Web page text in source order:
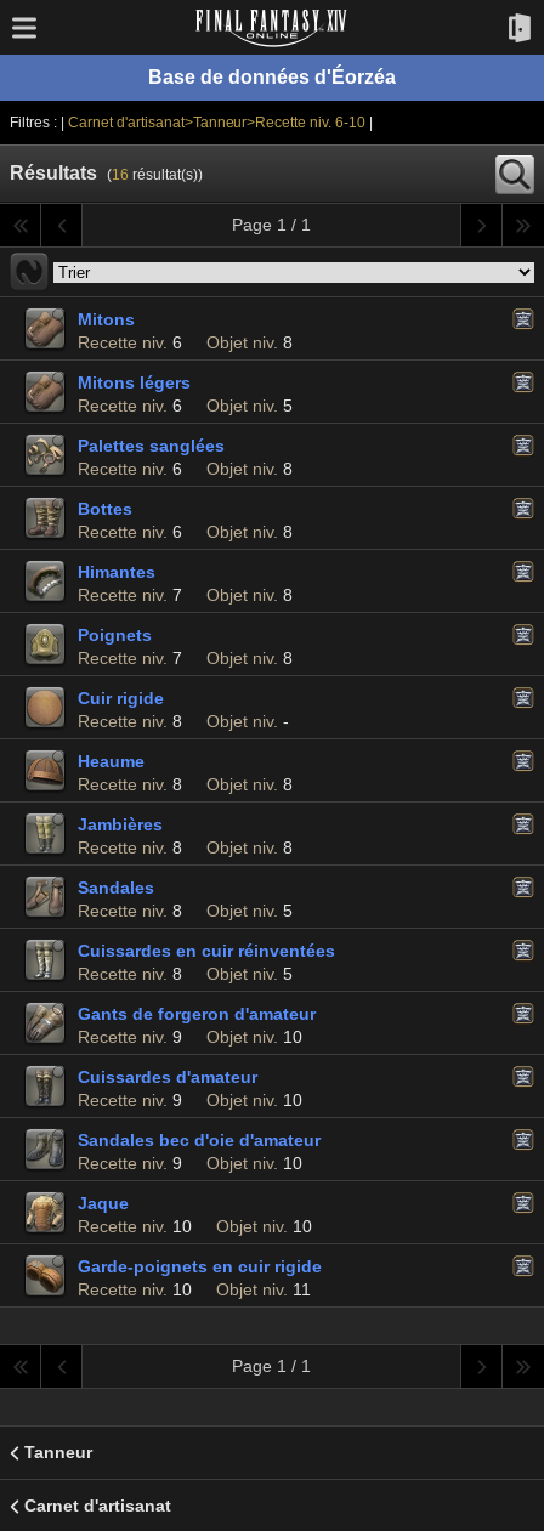
Base de données d'Éorzéa
Filtres : | Carnet d'artisanat>Tanneur>Recette niv. 6-10
Résultats (16 résultat(s))
Page 1 / 1
Mitons
Recette niv. 6 Objet niv. 8
Mitons légers
Recette niv. 6 Objet niv. 5
Palettes sanglées
Recette niv. 6 Objet niv. 8
Bottes
Recette niv. 6 Objet niv. 8
Himantes
Recette niv. 7 Objet niv. 8
Poignets
Recette niv. 7 Objet niv. 8
Cuir rigide
Recette niv. 8 Objet niv. -
Heaume
Recette niv. 8 Objet niv. 8
Jambières
Recette niv. 8 Objet niv. 8
Sandales
Recette niv. 8 Objet niv. 5
Cuissardes en cuir réinventées
Recette niv. 8 Objet niv. 5
Gants de forgeron d'amateur
Recette niv. 9 Objet niv. 10
Cuissardes d'amateur
Recette niv. 9 Objet niv. 10
Sandales bec d'oie d'amateur
Recette niv. 9 Objet niv. 10
Jaque
Recette niv. 10 Objet niv. 10
Garde-poignets en cuir rigide
Recette niv. 10 Objet niv. 11
Page 1 / 1
Tanneur
Carnet d'artisanat